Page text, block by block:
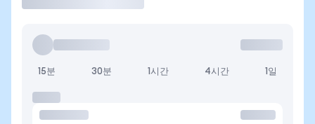
15분 30분 1시간 4시간 1일